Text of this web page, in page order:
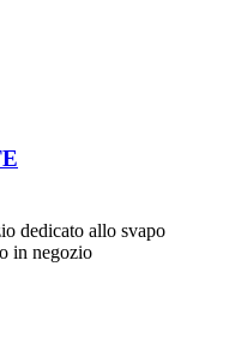
dedicato allo svapo
in negozio